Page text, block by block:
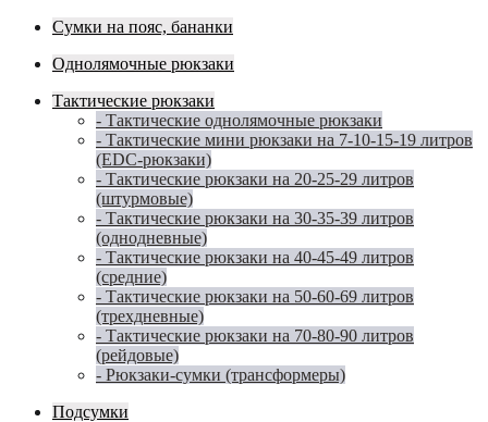
Сумки на пояс, бананки
Однолямочные рюкзаки
Тактические рюкзаки
- Тактические однолямочные рюкзаки
- Тактические мини рюкзаки на 7-10-15-19 литров
(EDC-рюкзаки)
- Тактические рюкзаки на 20-25-29 литров
(штурмовые)
- Тактические рюкзаки на 30-35-39 литров
(однодневные)
- Тактические рюкзаки на 40-45-49 литров
(средние)
- Тактические рюкзаки на 50-60-69 литров
(трехдневные)
- Тактические рюкзаки на 70-80-90 литров
(рейдовые)
- Рюкзаки-сумки (трансформеры)
Подсумки